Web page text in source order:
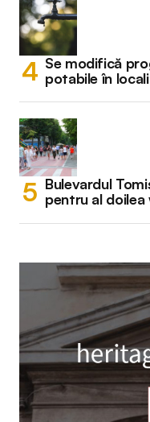
Se modifică
potabile în
Bulevardul
pentru al doilea